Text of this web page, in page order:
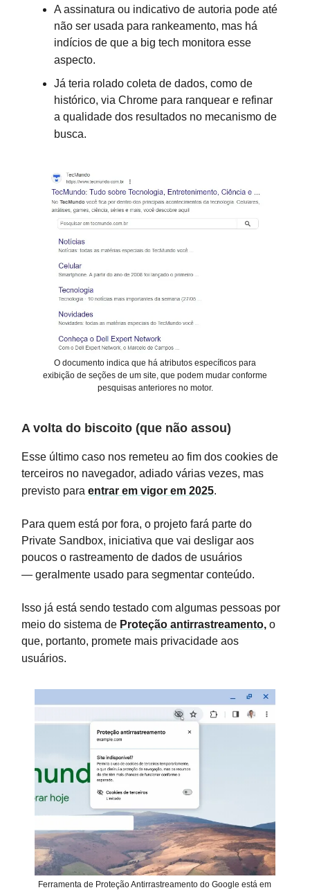
A assinatura ou indicativo de autoria pode até
não ser usada para rankeamento, mas há
indícios de que a big tech monitora esse
aspecto.
Já teria rolado coleta de dados, como de
histórico, via Chrome para ranquear e refinar
a qualidade dos resultados no mecanismo de
busca.
O documento indica que há atributos específicos para
exibição de seções de um site, que podem mudar conforme
pesquisas anteriores no motor.
A volta do biscoito (que não assou)
Esse último caso nos remeteu ao fim dos cookies de
terceiros no navegador, adiado várias vezes, mas
previsto para entrar em vigor em 2025.
Para quem está por fora, o projeto fará parte do
Private Sandbox, iniciativa que vai desligar aos
poucos o rastreamento de dados de usuários
— geralmente usado para segmentar conteúdo.
Isso já está sendo testado com algumas pessoas por
meio do sistema de Proteção antirrastreamento, o
que, portanto, promete mais privacidade aos
usuários.
Ferramenta de Proteção Antirrastreamento do Google está em